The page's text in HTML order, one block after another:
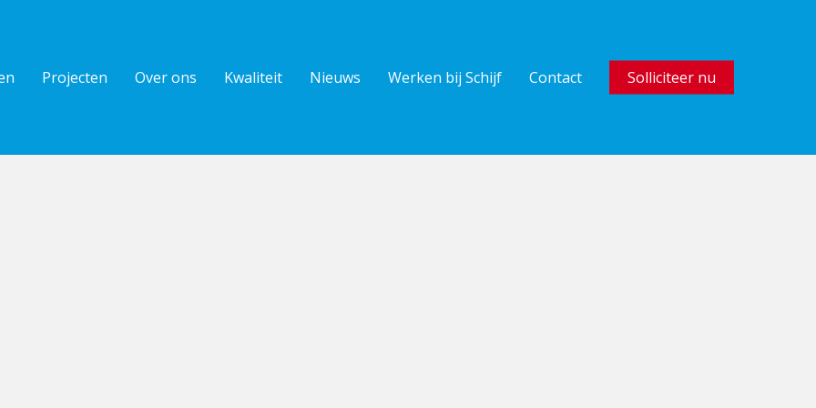
Projecten Over ons Kwaliteit Nieuws Werken bij Schijf Contact Solliciteer nu